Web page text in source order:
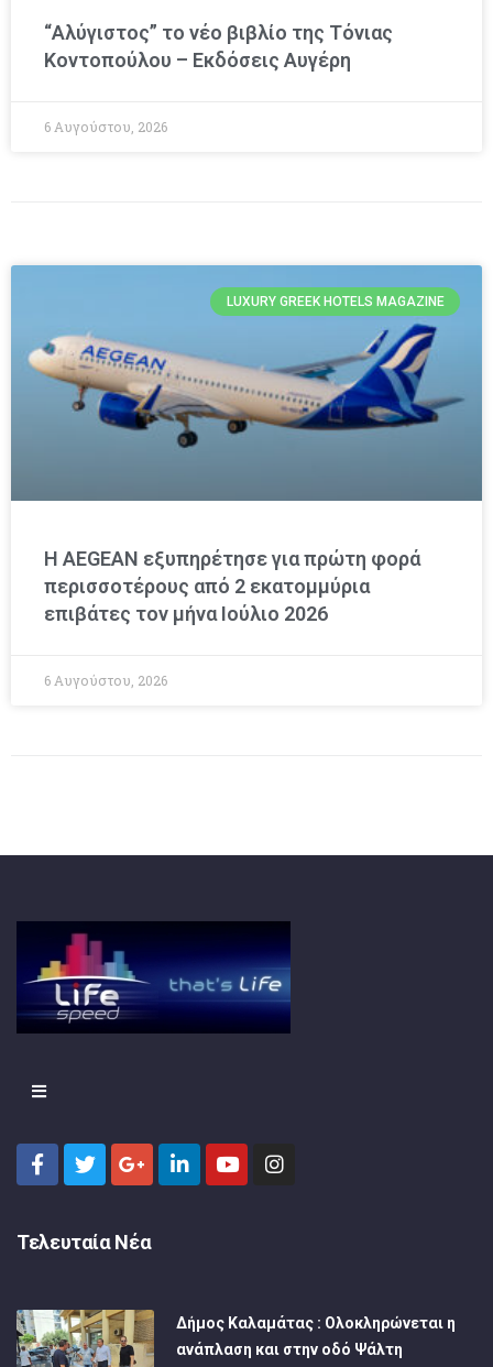
“Αλύγιστος” το νέο βιβλίο της Τόνιας
Κοντοπούλου – Εκδόσεις Αυγέρη
6 Αυγούστου, 2026
LUXURY GREEK HOTELS MAGAZINE
Η AEGEAN εξυπηρέτησε για πρώτη φορά
περισσοτέρους από 2 εκατομμύρια
επιβάτες τον μήνα Ιούλιο 2026
6 Αυγούστου, 2026
Τελευταία Νέα
Δήμος Καλαμάτας : Ολοκληρώνεται η
ανάπλαση και στην οδό Ψάλτη